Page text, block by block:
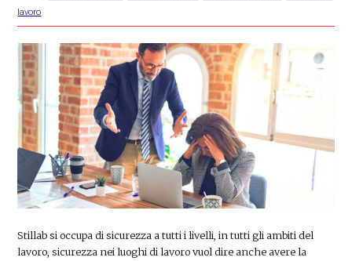
lavoro
Stillab si occupa di sicurezza a tutti i livelli, in tutti gli ambiti del
lavoro, sicurezza nei luoghi di lavoro vuol dire anche avere la